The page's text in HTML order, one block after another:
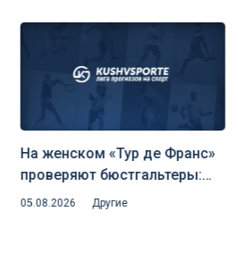
На женском «Тур де Франс»
проверяют бюстгальтеры:
охота на скрытую
05.08.2026 Другие